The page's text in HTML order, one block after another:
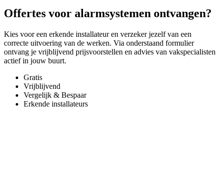
Offertes voor alarmsystemen ontvangen?
Kies voor een erkende installateur en verzeker jezelf van een
correcte uitvoering van de werken. Via onderstaand formulier
ontvang je vrijblijvend prijsvoorstellen en advies van vakspecialisten
actief in jouw buurt.
Gratis
Vrijblijvend
Vergelijk & Bespaar
Erkende installateurs